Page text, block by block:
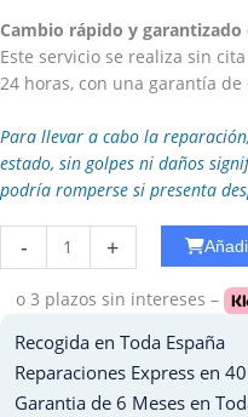
Cambio rápido y garantizado
Este servicio se realiza sin
24 horas, con una garantía
Para llevar a cabo la
estado, sin golpes ni daños
podría romperse si presenta
-
WiFi
Ipad
cantidad
+
o 3 plazos sin intereses –
Recogida en Toda España
Reparaciones Express en
Garantia de 6 Meses en